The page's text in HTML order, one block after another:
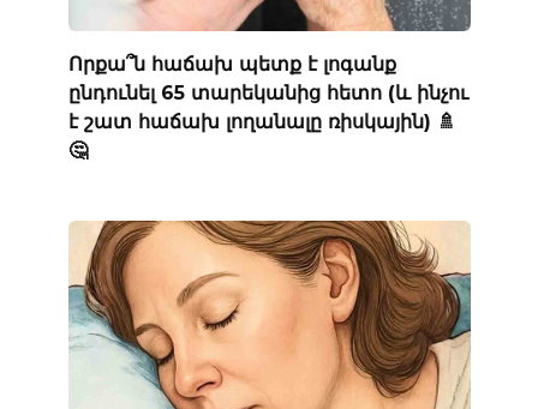
Որքա՞ն հաճախ պետք է լոգանք
ընդունել 65 տարեկանից հետո (և ինչու
է շատ հաճախ լողանալը ռիսկային) 🚿
🤔